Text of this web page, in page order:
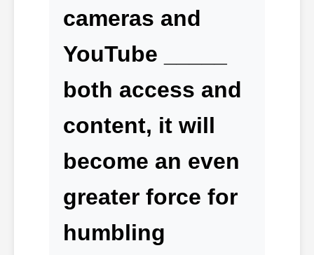
cameras and
YouTube _____
both access and
content, it will
become an even
greater force for
humbling